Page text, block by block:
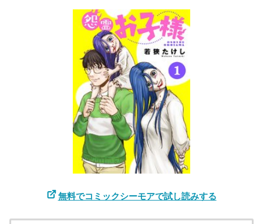
無料でコミックシーモアで試し読みする